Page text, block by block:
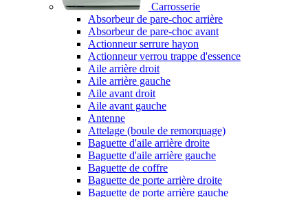
Carrosserie
Absorbeur de pare-choc arrière
Absorbeur de pare-choc avant
Actionneur serrure hayon
Actionneur verrou trappe d'essence
Aile arrière droit
Aile arrière gauche
Aile avant droit
Aile avant gauche
Antenne
Attelage (boule de remorquage)
Baguette d'aile arrière droite
Baguette d'aile arrière gauche
Baguette de coffre
Baguette de porte arrière droite
Baguette de porte arrière gauche